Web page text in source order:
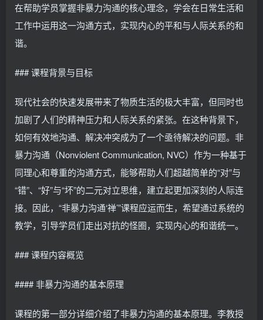
在帮助学员掌握非暴力沟通的核心理念，学会在日常生活和
工作中运用这一沟通方式，实现内心的平和与人际关系的和
谐。
### 课程背景与目标
现代社会的快速发展带来了物质生活的极大丰富，但同时也
加剧了人们的精神压力和人际关系的紧张。在这种背景下，
如何有效地沟通、解决冲突成为了一个亟待解决的问题。非
暴力沟通（Nonviolent Communication, NVC）作为一种基于
同理心和尊重的沟通方式，能够帮助人们超越简单的“对”与
“错”、“好”与“坏”的二元对立思维，建立起更加深刻的人际连
接。因此，“非暴力沟通‘禅’”课程应运而生，希望通过系统的
教学，引导学员们走出对抗的怪圈，实现内心的和谐统一。
### 课程内容概览
#### 非暴力沟通的基本原理
课程的第一部分详细介绍了非暴力沟通的基本原理。李教授